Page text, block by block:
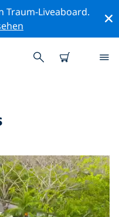
Traum-Liveaboard.